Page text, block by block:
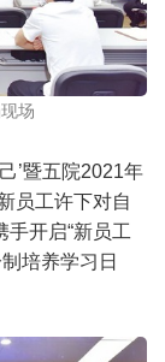
场
’暨五院2021年
员工许下对自
开启“新员工
培养学习日